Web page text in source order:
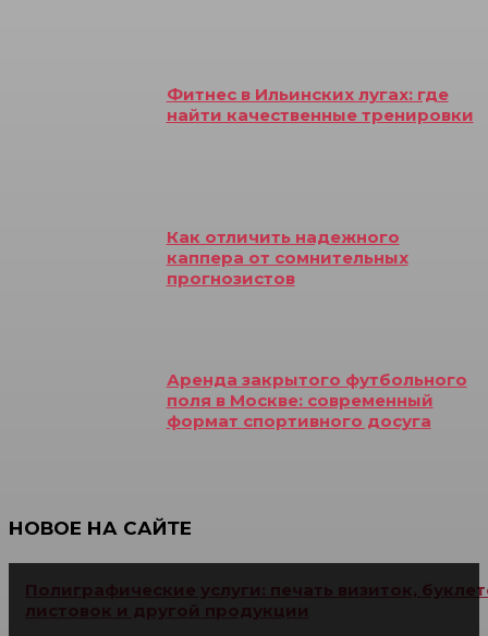
Фитнес в Ильинских лугах: где
найти качественные тренировки
Как отличить надежного
каппера от сомнительных
прогнозистов
Аренда закрытого футбольного
поля в Москве: современный
формат спортивного досуга
НОВОЕ НА САЙТЕ
Полиграфические услуги: печать визиток,
листовок и другой продукции